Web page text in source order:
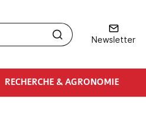
Newsletter
RECHERCHE & AGRONOMIE